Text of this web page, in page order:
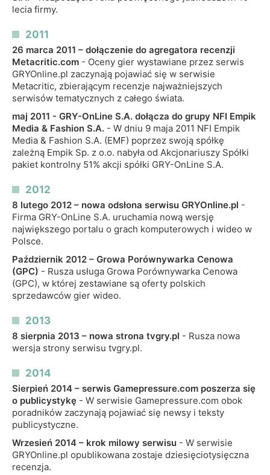
lecia firmy.
2011
26 marca 2011 – dołączenie do agregatora recenzji
Metacritic.com - Oceny gier wystawiane przez serwis
GRYOnline.pl zaczynają pojawiać się w serwisie
Metacritic, zbierającym recenzje najważniejszych
serwisów tematycznych z całego świata.
maj 2011 - GRY-OnLine S.A. dołącza do grupy NFI Empik
Media & Fashion S.A. - W dniu 9 maja 2011 NFI Empik
Media & Fashion S.A. (EMF) poprzez swoją spółkę
zależną Empik Sp. z o.o. nabyła od Akcjonariuszy Spółki
pakiet kontrolny 51% akcji spółki GRY-OnLine S.A.
2012
8 lutego 2012 – nowa odsłona serwisu GRYOnline.pl -
Firma GRY-OnLine S.A. uruchamia nową wersję
największego portalu o grach komputerowych i wideo w
Polsce.
Październik 2012 – Growa Porównywarka Cenowa
(GPC) - Rusza usługa Growa Porównywarka Cenowa
(GPC), w której zestawiane są oferty polskich
sprzedawców gier wideo.
2013
8 sierpnia 2013 – nowa strona tvgry.pl - Rusza nowa
wersja strony serwisu tvgry.pl.
2014
Sierpień 2014 – serwis Gamepressure.com poszerza się
o publicystykę - W serwisie Gamepressure.com obok
poradników zaczynają pojawiać się newsy i teksty
publicystyczne.
Wrzesień 2014 – krok milowy serwisu - W serwisie
GRYOnline.pl opublikowana zostaje dziesięciotysięczna
recenzja.